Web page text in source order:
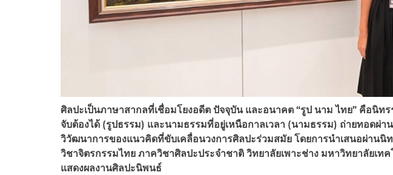
ศิลปะเป็นภาษาสากลที่เชื่อมโยงอดีต ปัจจุบัน และอนาคต “รูป นาม ไทย” คือนิท
จับต้องได้ (รูปธรรม) และนามธรรมที่อยู่เหนือกาลเวลา (นามธรรม) ถ่ายทอดผ่
วิวัฒนาการของแนวคิดที่ขับเคลื่อนวงการศิลปะร่วมสมัย โดยการนำเสนอผ่าน
วิชาจิตรกรรมไทย ภาควิชาศิลปะประจำชาติ วิทยาลัยเพาะช่าง มหาวิทยาลัยเ
แสดงผลงานศิลปะนิพนธ์